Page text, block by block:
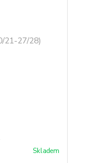
Skladem